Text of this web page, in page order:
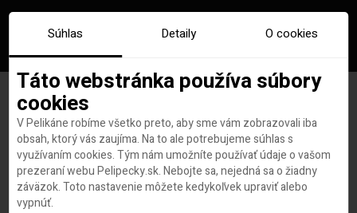
Značka:slovenská sahara
Súhlas Detaily O cookies
Táto webstránka používa súbory
cookies
V Pelikáne robíme všetko preto, aby sme vám zobrazovali iba
obsah, ktorý vás zaujíma. Na to ale potrebujeme súhlas s
využívaním cookies. Tým nám umožníte používať údaje o vašom
prezeraní webu Pelipecky.sk. Nebojte sa, nejedná sa o žiadny
záväzok. Toto nastavenie môžete kedykoľvek upraviť alebo
vypnúť.